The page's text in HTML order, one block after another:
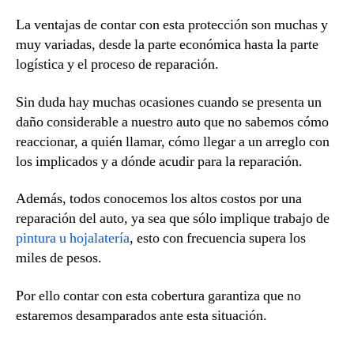
La ventajas de contar con esta protección son muchas y
muy variadas, desde la parte económica hasta la parte
logística y el proceso de reparación.
Sin duda hay muchas ocasiones cuando se presenta un
daño considerable a nuestro auto que no sabemos cómo
reaccionar, a quién llamar, cómo llegar a un arreglo con
los implicados y a dónde acudir para la reparación.
Además, todos conocemos los altos costos por una
reparación del auto, ya sea que sólo implique trabajo de
pintura u hojalatería, esto con frecuencia supera los
miles de pesos.
Por ello contar con esta cobertura garantiza que no
estaremos desamparados ante esta situación.